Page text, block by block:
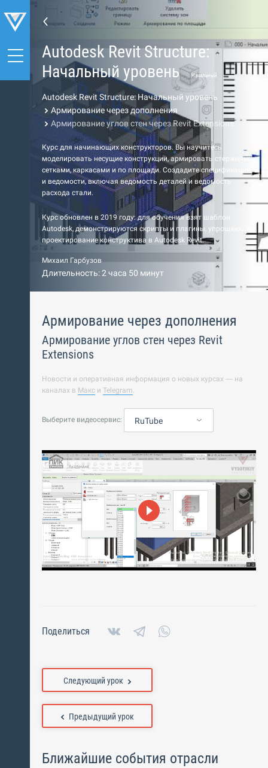
Autodesk Revit Structure:
Начальный уровень
Начальный
Autodesk Revit Structure: Начальный уровень
Армирование через дополнения
Армирование углов стен через Revit Extensions
Курс для начинающих конструкторов. Вы научитесь
моделировать несущие конструкции, армировать стержнями,
сетками, каркасами и по площади. Создадите спецификации
и ведомости, включая ведомость деталей и ведомость
расхода стали.
Курс обновлен в 2019 году: для обучения взят шаблон
Autodesk, демонстрируются скрипты и плагины, упрощающие
проектирование конструктива в Autodesk Revit.
Михаил Гарбузов
Длительность: 2 часа 50 минут
Армирование через дополнения
Армирование углов стен через Revit
Extensions
Новости и оперативная информация о новых курсах — на
каналах в Макс и Telegram.
Выберите видеосервис: RuTube
Поделиться
Предыдущий урок
Следующий урок
Ближайшие события отрасли